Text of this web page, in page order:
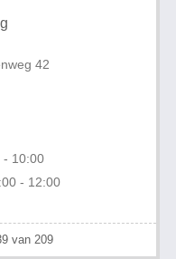
42
- 10:00
- 12:00
van 209